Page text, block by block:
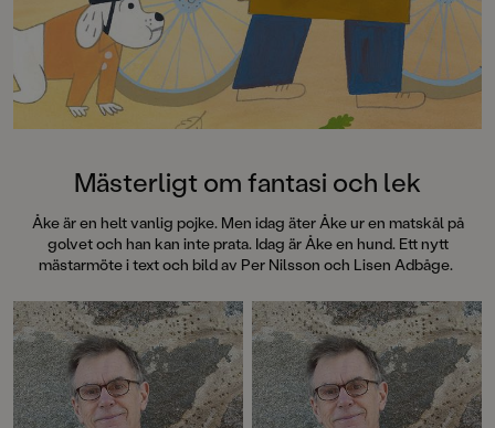
Mästerligt om fantasi och lek
Åke är en helt vanlig pojke. Men idag äter Åke ur en matskål på
golvet och han kan inte prata. Idag är Åke en hund. Ett nytt
mästarmöte i text och bild av Per Nilsson och Lisen Adbåge.